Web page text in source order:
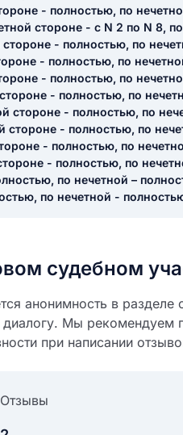
- полностью, по
стороне - с N 2 по N 8,
- полностью, по
- полностью, по
- полностью, по
- полностью, по
стороне - полностью, по
стороне - полностью, по
- полностью, по
- полностью, по
по нечетной –
по нечетной -
судебном
анонимность в разделе
Мы рекомендуем
при написании
Отзывы